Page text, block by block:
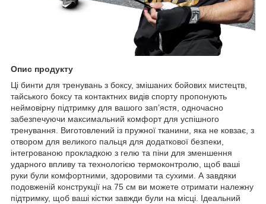
Опис продукту
Ці бинти для тренувань з боксу, змішаних бойових мистецтв,
тайського боксу та контактних видів спорту пропонують
неймовірну підтримку для вашого зап’ястя, одночасно
забезпечуючи максимальний комфорт для успішного
тренування. Виготовлений із пружної тканини, яка не ковзає, з
отвором для великого пальця для додаткової безпеки,
інтегрованою прокладкою з гелю та піни для зменшення
ударного впливу та технологією термоконтролю, щоб ваші
руки були комфортними, здоровими та сухими. А завдяки
подовженій конструкції на 75 см ви можете отримати належну
підтримку, щоб ваші кістки завжди були на місці. Ідеальний